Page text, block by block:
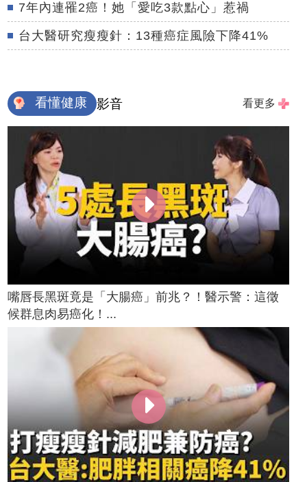
7年內連罹2癌！她「愛吃3款點心」惹禍
台大醫研究瘦瘦針：13種癌症風險下降41%
看懂健康 影音 看更多
嘴唇長黑斑竟是「大腸癌」前兆？！醫示警：這徵
候群息肉易癌化！...